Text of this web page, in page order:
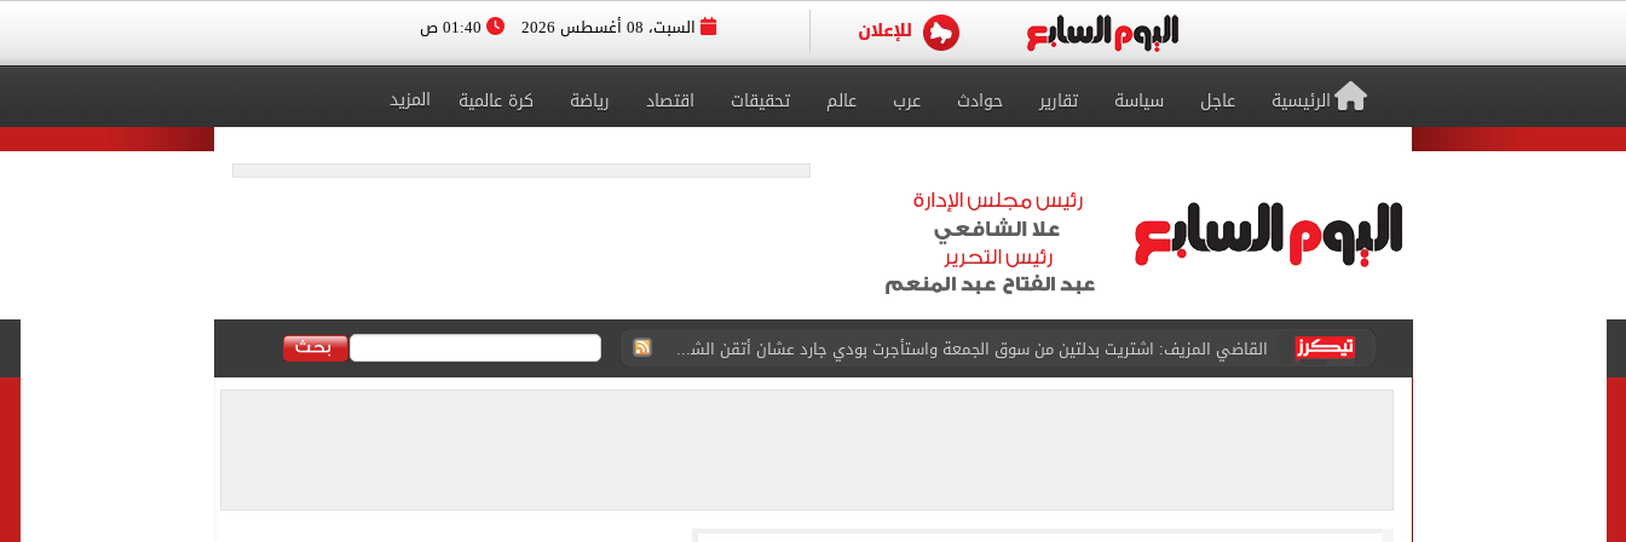
السبت، 08 أغسطس 2026
الرئيسية عاجل سياسة تقارير حوادث عرب عالم تحقيقات اقتصاد رياضة كرة عالمية المزيد
القاضي المزيف: اشتريت بدلتين من سوق الجمعة واستأجرت بودي جارد عشان أتقن الشخصية
برشلونة يطرح تذاكر مواجهة الأهلي على كأس خوان جامبر
طرابزون سبور ينفي الحجز على مستحقات محمد صلاح
الأهلي ينهي مرانه الأول فى معسكر إسبانيا.. جلسة عموتة وفقرة بدنية.. صور